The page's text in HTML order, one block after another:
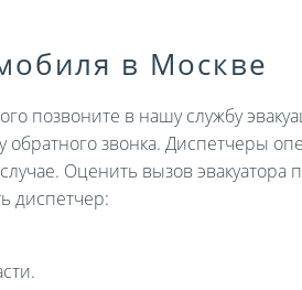
в Москве
позвоните в нашу службу
звонка. Диспетчеры
Оценить вызов эвакуатора
диспетчер: